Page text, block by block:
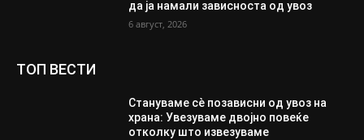
да ја намали зависноста од увоз
6 август, 2026
ТОП ВЕСТИ
Стануваме сè позависни од увоз на
храна: Увезуваме двојно повеќе
отколку што извезуваме